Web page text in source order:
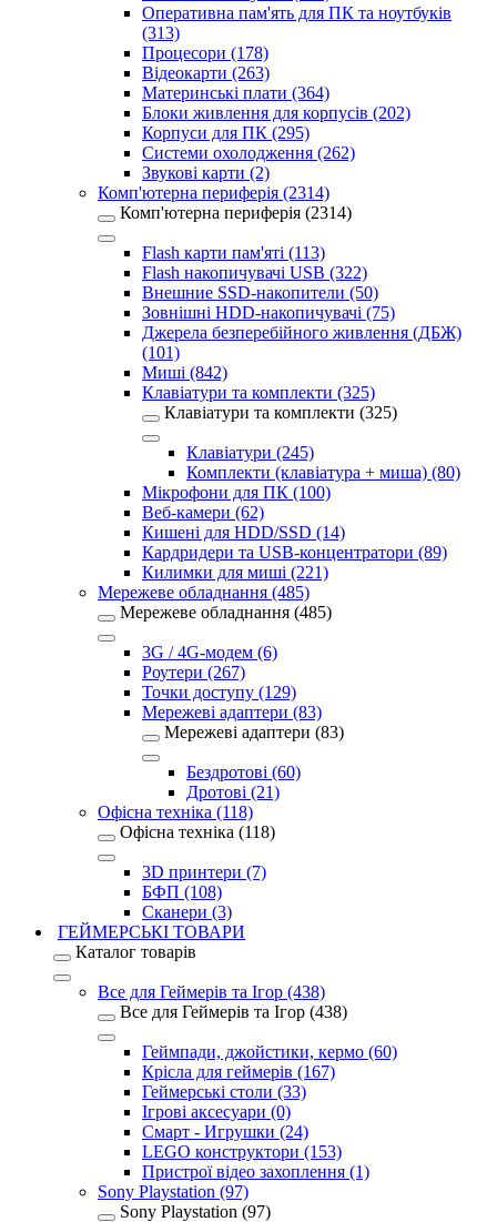
Оперативна пам'ять для ПК та ноутбуків
(313)
Процесори (178)
Відеокарти (263)
Материнські плати (364)
Блоки живлення для корпусів (202)
Корпуси для ПК (295)
Системи охолодження (262)
Звукові карти (2)
Комп'ютерна периферія (2314)
Комп'ютерна периферія (2314)
Flash карти пам'яті (113)
Flash накопичувачі USB (322)
Внешние SSD-накопители (50)
Зовнішні HDD-накопичувачі (75)
Джерела безперебійного живлення (ДБЖ)
(101)
Миші (842)
Клавіатури та комплекти (325)
Клавіатури та комплекти (325)
Клавіатури (245)
Комплекти (клавіатура + миша) (80)
Мікрофони для ПК (100)
Веб-камери (62)
Кишені для HDD/SSD (14)
Кардридери та USB-концентратори (89)
Килимки для миші (221)
Мережеве обладнання (485)
Мережеве обладнання (485)
3G / 4G-модем (6)
Роутери (267)
Точки доступу (129)
Мережеві адаптери (83)
Мережеві адаптери (83)
Бездротові (60)
Дротові (21)
Офісна техніка (118)
Офісна техніка (118)
3D принтери (7)
БФП (108)
Сканери (3)
ГЕЙМЕРСЬКІ ТОВАРИ
Каталог товарів
Все для Геймерів та Ігор (438)
Все для Геймерів та Ігор (438)
Геймпади, джойстики, кермо (60)
Крісла для геймерів (167)
Геймерські столи (33)
Ігрові аксесуари (0)
Смарт - Игрушки (24)
LEGO конструктори (153)
Пристрої відео захоплення (1)
Sony Playstation (97)
Sony Playstation (97)